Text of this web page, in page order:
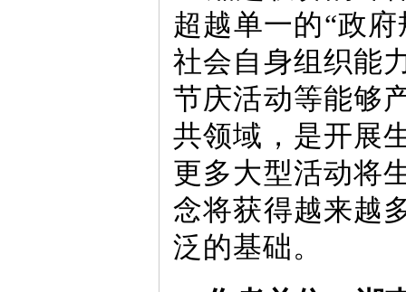
超越单一的“政
社会自身组织能
节庆活动等能够
共领域，是开展
更多大型活动将
念将获得越来越
泛的基础。